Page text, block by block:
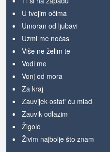
U tvojim očima
Umoran od ljubavi
Uzmi me noćas
Više ne želim te
Vodi me
Vonj od mora
Za kraj
Zauvijek ostat' ću mlad
Zauvik odlazim
Žigolo
Živim najbolje što znam